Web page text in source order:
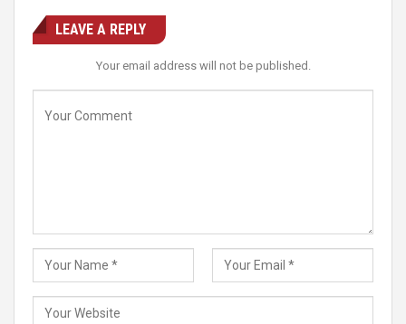
LEAVE A REPLY
Your email address will not be published.